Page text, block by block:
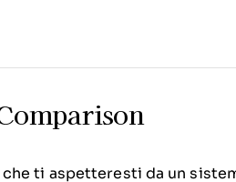
ti aspetteresti da un